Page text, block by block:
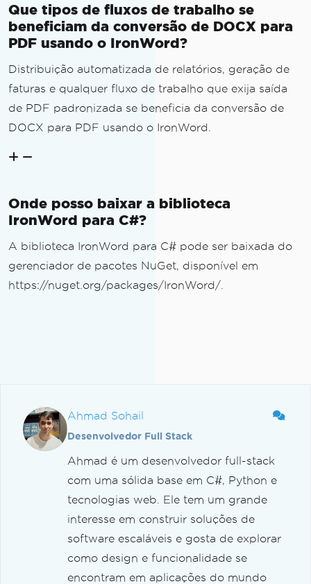
Que tipos de fluxos de trabalho se
beneficiam da conversão de DOCX para
PDF usando o IronWord?
Distribuição automatizada de relatórios, geração de
faturas e qualquer fluxo de trabalho que exija saída
de PDF padronizada se beneficia da conversão de
DOCX para PDF usando o IronWord.
Onde posso baixar a biblioteca
IronWord para C#?
A biblioteca IronWord para C# pode ser baixada do
gerenciador de pacotes NuGet, disponível em
https://nuget.org/packages/IronWord/.
Ahmad Sohail
Desenvolvedor Full Stack
Ahmad é um desenvolvedor full-stack
com uma sólida base em C#, Python e
tecnologias web. Ele tem um grande
interesse em construir soluções de
software escaláveis e gosta de explorar
como design e funcionalidade se
encontram em aplicações do mundo